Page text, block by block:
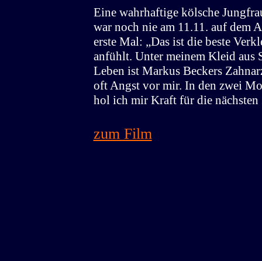
Eine wahrhaftige kölsche
war noch nie am 11.11. auf dem
erste Mal: „Das ist die beste
anfühlt. Unter meinem Kleid aus
Leben ist Markus Beckers
oft Angst vor mir. In den zwei
hol ich mir Kraft für die nächsten
zum Film